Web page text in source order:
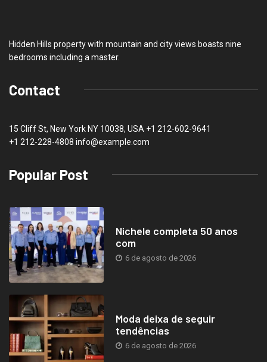
Hidden Hills property with mountain and city views boasts nine
bedrooms including a master.
Contact
15 Cliff St, New York NY 10038, USA +1 212-602-9641
+1 212-228-4808 info@example.com
Popular Post
Nichele completa 50 anos
com
6 de agosto de 2026
Moda deixa de seguir
tendências
6 de agosto de 2026